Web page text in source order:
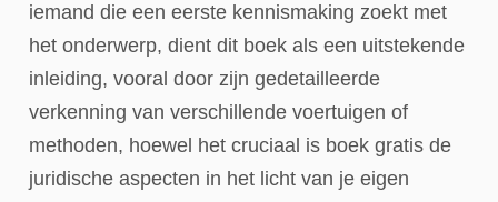
iemand die een eerste kennismaking zoekt met
het onderwerp, dient dit boek als een uitstekende
inleiding, vooral door zijn gedetailleerde
verkenning van verschillende voertuigen of
methoden, hoewel het cruciaal is boek gratis de
juridische aspecten in het licht van je eigen